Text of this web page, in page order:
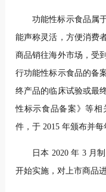
功能性标示食品属
能声称灵活，方便消费
商品销往海外市场，受
行功能性标示食品的备
终产品的临床试验或最
性标示食品备案》等相
件，于 2015 年颁布并每
日本 2020 年 3 月
开始实施，对上市商品